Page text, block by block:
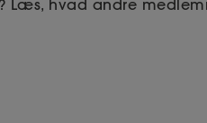
Læs, hvad andre